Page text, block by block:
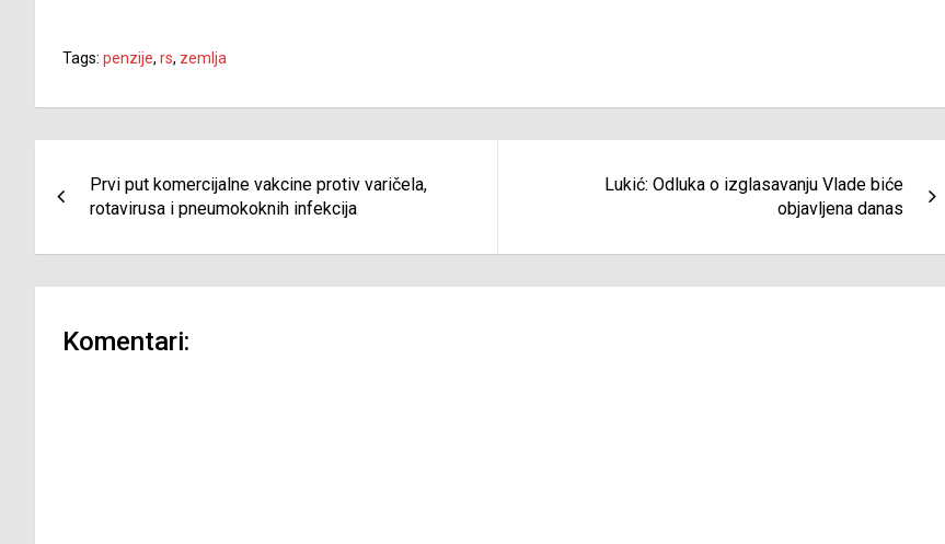
Tags: penzije, rs, zemlja
članaka
Prvi put komercijalne vakcine protiv varičela,
rotavirusa i pneumokoknih infekcija
Lukić: Odluka o izglasavanju Vlade biće
objavljena danas
Komentari: